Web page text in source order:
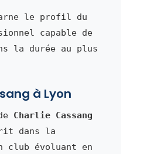
le profil du
capable de
la durée au plus
à Lyon
Charlie Cassang
dans la
club évoluant en